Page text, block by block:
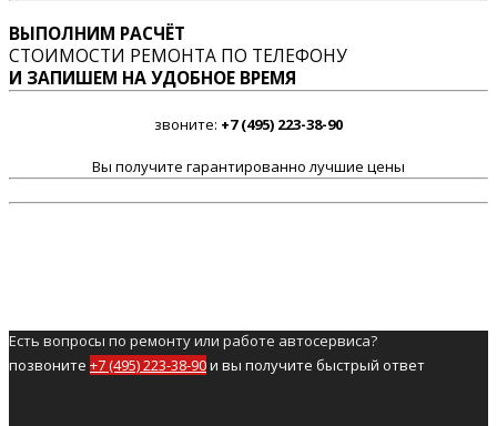
ВЫПОЛНИМ РАСЧЁТ
СТОИМОСТИ РЕМОНТА ПО ТЕЛЕФОНУ
И ЗАПИШЕМ НА УДОБНОЕ ВРЕМЯ
звоните: +7 (495) 223-38-90
Вы получите гарантированно лучшие цены
Есть вопросы по ремонту или работе автосервиса?
позвоните +7 (495) 223-38-90и вы получите быстрый ответ